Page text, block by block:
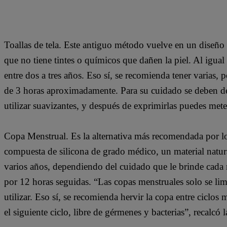
Toallas de tela. Este antiguo método vuelve en un
que no tiene tintes o químicos que dañen la piel. Al
entre dos a tres años. Eso sí, se recomienda tener varias,
de 3 horas aproximadamente. Para su cuidado se deben
utilizar suavizantes, y después de exprimirlas puedes
Copa Menstrual. Es la alternativa más recomendada por
compuesta de silicona de grado médico, un material
varios años, dependiendo del cuidado que le brinde
por 12 horas seguidas. “Las copas menstruales solo se
utilizar. Eso sí, se recomienda hervir la copa entre ciclos
el siguiente ciclo, libre de gérmenes y bacterias”, recalcó